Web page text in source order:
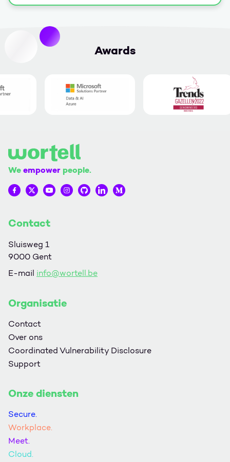
Awards
Weempower people.
Wortell op Facebook
Wortell op Twitter
Wortell op YouTube
Wortell op Instagram
Wortell op Github
Wortell op LinkedIn
Wortell op Medium
Contact
Sluisweg 1
9000 Gent
E-mail info@wortell.be
Organisatie
Contact
Over ons
Coordinated Vulnerability Disclosure
Support
Onze diensten
Secure.
Workplace.
Meet.
Cloud.